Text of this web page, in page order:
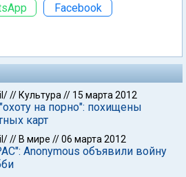
Facebook
// Культура // 15 марта 2012
на порно": похищены
карт
// В мире //06 марта 2012
Anonymous объявили войну